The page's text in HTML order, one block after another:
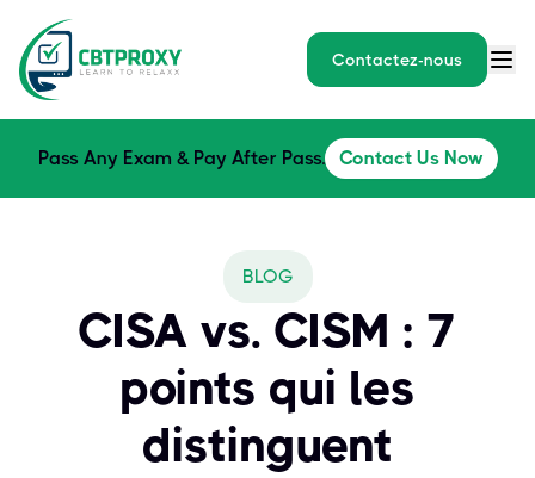
Contactez-nous
Pass Any Exam & Pay After Pass. Contact Us Now
BLOG
CISA vs. CISM : 7
points qui les
distinguent